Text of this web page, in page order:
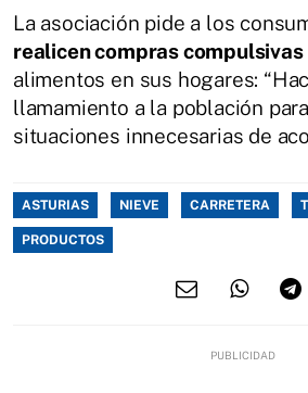
La asociación pide a los
realicen compras compulsivas
alimentos en sus hogares:
llamamiento a la población
situaciones innecesarias de
ASTURIAS NIEVE CARRETERA
PRODUCTOS